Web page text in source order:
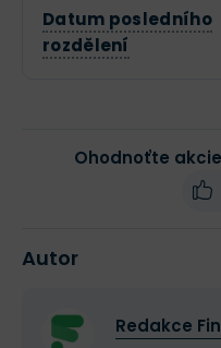
Datum posledního
rozdělení
Ohodnoťte
Autor
Redakce